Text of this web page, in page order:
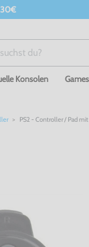
30€
Konsolen
PS2 - Controller / Pad